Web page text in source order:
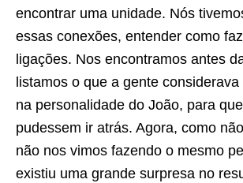
encontrar uma unidade. Nós
essas conexões, entender como
ligações. Nos encontramos antes
listamos o que a gente
na personalidade do João, para
pudessem ir atrás. Agora, como
não nos vimos fazendo o mesmo
existiu uma grande surpresa no